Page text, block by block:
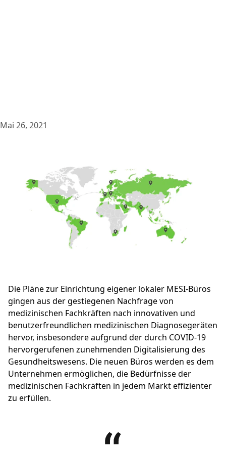
Mai 26, 2021
Die Pläne zur Einrichtung eigener lokaler MESI-Büros
gingen aus der gestiegenen Nachfrage von
medizinischen Fachkräften nach innovativen und
benutzerfreundlichen medizinischen Diagnosegeräten
hervor, insbesondere aufgrund der durch COVID-19
hervorgerufenen zunehmenden Digitalisierung des
Gesundheitswesens. Die neuen Büros werden es dem
Unternehmen ermöglichen, die Bedürfnisse der
medizinischen Fachkräften in jedem Markt effizienter
zu erfüllen.